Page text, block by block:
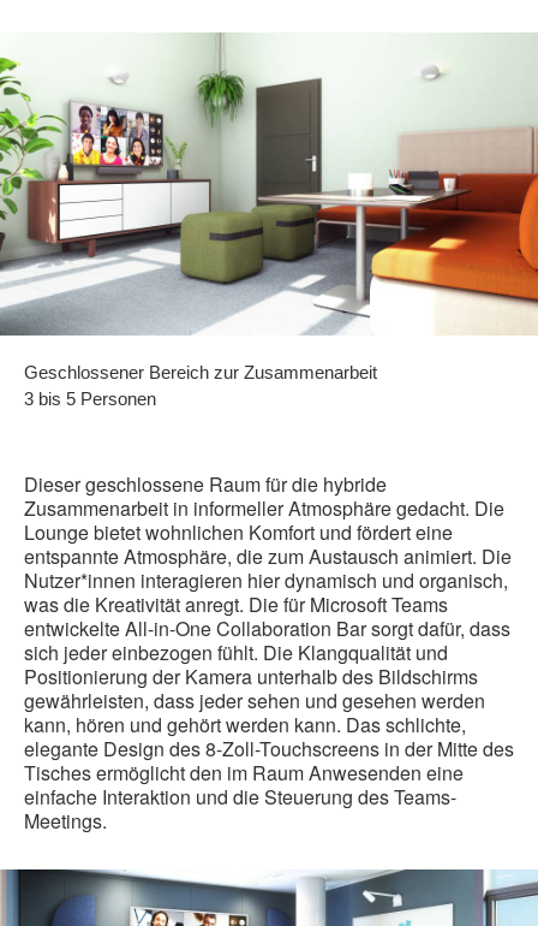
Geschlossener Bereich zur Zusammenarbeit
3 bis 5 Personen
Dieser geschlossene Raum für die hybride
Zusammenarbeit in informeller Atmosphäre gedacht. Die
Lounge bietet wohnlichen Komfort und fördert eine
entspannte Atmosphäre, die zum Austausch animiert. Die
Nutzer*innen interagieren hier dynamisch und organisch,
was die Kreativität anregt. Die für Microsoft Teams
entwickelte All-in-One Collaboration Bar sorgt dafür, dass
sich jeder einbezogen fühlt. Die Klangqualität und
Positionierung der Kamera unterhalb des Bildschirms
gewährleisten, dass jeder sehen und gesehen werden
kann, hören und gehört werden kann. Das schlichte,
elegante Design des 8-Zoll-Touchscreens in der Mitte des
Tisches ermöglicht den im Raum Anwesenden eine
einfache Interaktion und die Steuerung des Teams-
Meetings.